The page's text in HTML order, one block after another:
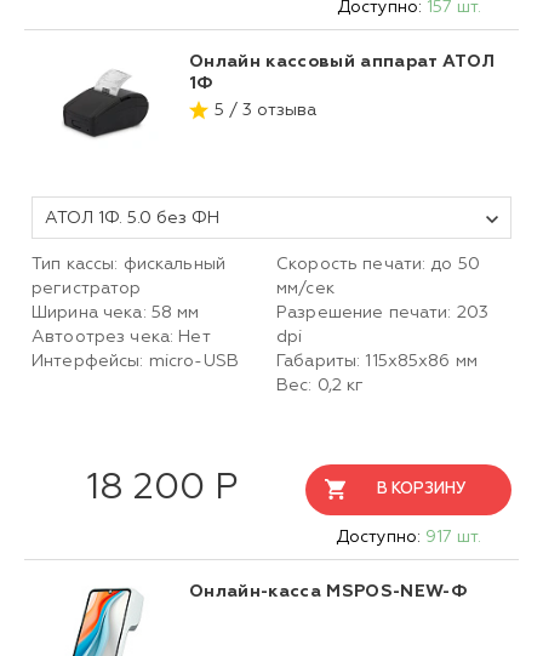
Доступно: 157 шт.
Онлайн кассовый аппарат АТОЛ
1Ф
5 / 3 отзыва
АТОЛ 1Ф. 5.0 без ФН
Тип кассы: фискальный
регистратор
Ширина чека: 58 мм
Автоотрез чека: Нет
Интерфейсы: micro-USB
Скорость печати: до 50
мм/сек
Разрешение печати: 203
dpi
Габариты: 115х85х86 мм
Вес: 0,2 кг
18 200 Р В КОРЗИНУ
Доступно: 917 шт.
Онлайн-касса MSPOS-NEW-Ф